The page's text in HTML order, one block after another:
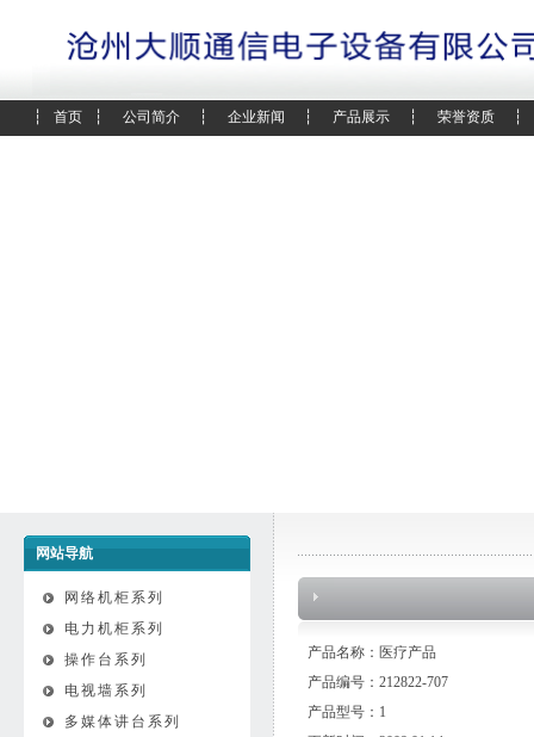
┆ 首页 ┆ 公司简介 ┆ 企业新闻 ┆ 产品展示 ┆ 荣誉资质 ┆
网站导航
网络机柜系列
电力机柜系列
操作台系列
电视墙系列
多媒体讲台系列
产品名称：医疗产品
产品编号：212822-707
产品型号：1